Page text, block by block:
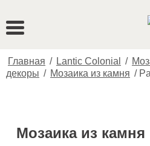
Главная / Lantic Colonial /
декоры / Мозаика из камня /
Мозаика из